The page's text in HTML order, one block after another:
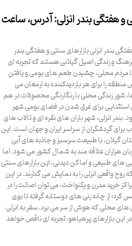
و هفتگی بندر انزلی: آدرس، ساعت
بندر انزلی بازارهای سنتی و هفتگی بندر
و زندگی اصیل گیلانی هستند که تجربه ای
مردم محلی، چشیدن طعم های بومی و یافتن
را برای هر بازدیدکننده به ارمغان می
شور زندگی محلی با رنگارنگی محصولات در هم
استثنایی برای غرق شدن در فضای بومی شهر
بندر انزلی، شهر باران های نقره ای و تالاب های
گردشگران از سراسر ایران و جهان است. این
گیلان، با طبیعت سرسبز و جاذبه های آبی
هزاران علاقه مند به شمال کشور می شود. اما
های طبیعی و اماکن دیدنی، این بازارهای سنتی
واقعی انزلی را به نمایش می گذارند. در این
خرید مدرن و یکنواخت، می توان اصالت را در
از چانه زنی های دوستانه گرفته تا بوی
های محلی که هوش از سر می برد. سفر به انزلی
این بازارهای پرهیاهو، تجربه ای ناقص خواهد